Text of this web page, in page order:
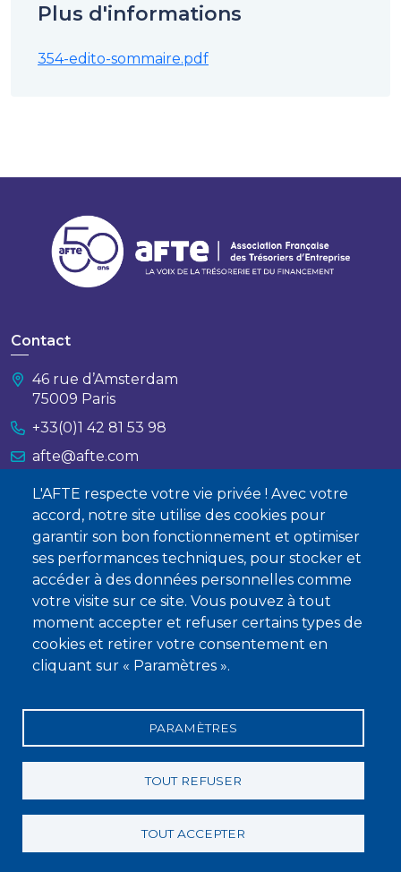
L'AFTE respecte votre vie privée ! Avec votre
accord, notre site utilise des cookies pour
garantir son bon fonctionnement et optimiser
ses performances techniques, pour stocker et
accéder à des données personnelles comme
votre visite sur ce site. Vous pouvez à tout
moment accepter et refuser certains types de
cookies et retirer votre consentement en
cliquant sur « Paramètres ».
PARAMÈTRES
TOUT REFUSER
TOUT ACCEPTER
Plus d'informations
354-edito-sommaire.pdf
Contact
46 rue d’Amsterdam
75009 Paris
+33(0)1 42 81 53 98
afte@afte.com
Nous contacter
À propos
Qui sommes-nous ?
Devenir membre
Mentions légales
Conditions générales de vente